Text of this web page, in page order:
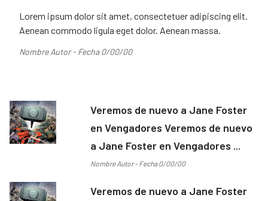
Lorem ipsum dolor sit amet, consectetuer adipiscing elit.
Aenean commodo ligula eget dolor. Aenean massa.
Nombre Autor - Fecha 0/00/00
Veremos de nuevo a Jane Foster
en Vengadores Veremos de nuevo
a Jane Foster en Vengadores ...
Nombre Autor - Fecha 0/00/00
Veremos de nuevo a Jane Foster